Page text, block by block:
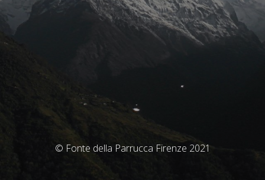
© Fonte della Parrucca Firenze 2021